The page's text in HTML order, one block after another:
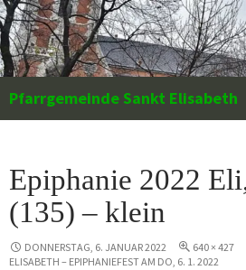
Zum
Inhalt
springen
Pfarrgemeinde Sankt Elisabeth
Epiphanie 2022
(135) – klein
DONNERSTAG, 6. JANUAR 2022 640 × 427
ELISABETH – EPIPHANIEFEST AM DO, 6. 1. 2022